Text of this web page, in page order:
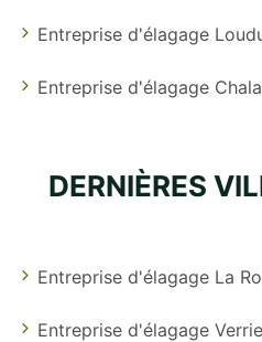
Entreprise d'élagage
Entreprise d'élagage
DERNIÈRES
Entreprise d'élagage La
Entreprise d'élagage